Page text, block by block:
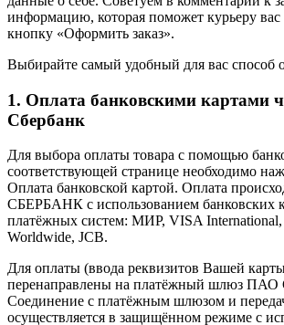
информацию, которая поможет курьеру
кнопку «Оформить заказ».
Выбирайте самый удобный для вас способ
1. Оплата банковскими картами
Сбербанк
Для выбора оплаты товара с помощью
соответствующей странице необходимо
Оплата банковской картой. Оплата
СБЕРБАНК с использованием банковских
платёжных систем: МИР, VISA International,
Worldwide, JCB.
Для оплаты (ввода реквизитов Вашей
перенаправлены на платёжный шлюз
Соединение с платёжным шлюзом и
осуществляется в защищённом режиме с